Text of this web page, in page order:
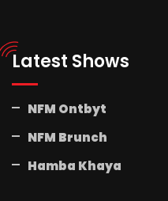
Latest Shows
NFM Ontbyt
NFM Brunch
Hamba Khaya